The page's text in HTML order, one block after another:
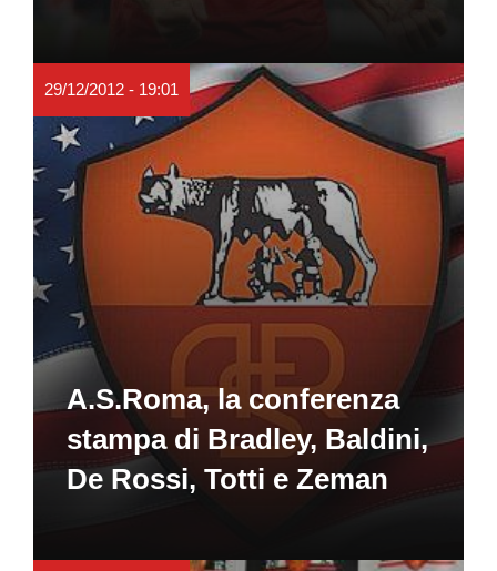
29/12/2012 - 19:01
A.S.Roma, la conferenza
stampa di Bradley, Baldini,
De Rossi, Totti e Zeman